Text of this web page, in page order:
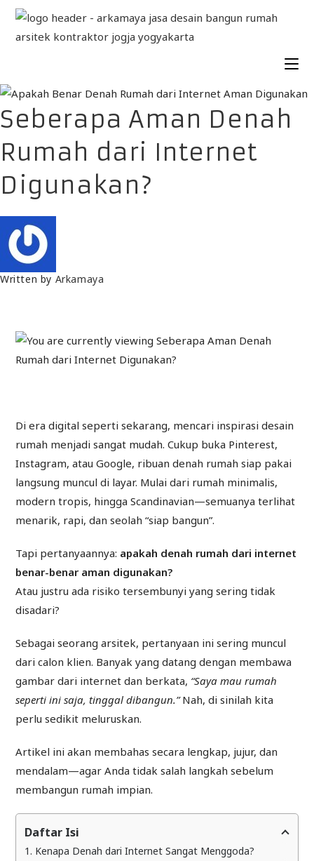
Seberapa Aman Denah
Rumah dari Internet
Digunakan?
Written by Arkamaya
Di era digital seperti sekarang, mencari inspirasi desain
rumah menjadi sangat mudah. Cukup buka Pinterest,
Instagram, atau Google, ribuan denah rumah siap pakai
langsung muncul di layar. Mulai dari rumah minimalis,
modern tropis, hingga Scandinavian—semuanya terlihat
menarik, rapi, dan seolah “siap bangun”.
Tapi pertanyaannya: apakah denah rumah dari internet
benar-benar aman digunakan?
Atau justru ada risiko tersembunyi yang sering tidak
disadari?
Sebagai seorang arsitek, pertanyaan ini sering muncul
dari calon klien. Banyak yang datang dengan membawa
gambar dari internet dan berkata, “Saya mau rumah
seperti ini saja, tinggal dibangun.”Nah, di sinilah kita
perlu sedikit meluruskan.
Artikel ini akan membahas secara lengkap, jujur, dan
mendalam—agar Anda tidak salah langkah sebelum
membangun rumah impian.
Daftar Isi
1. Kenapa Denah dari Internet Sangat Menggoda?